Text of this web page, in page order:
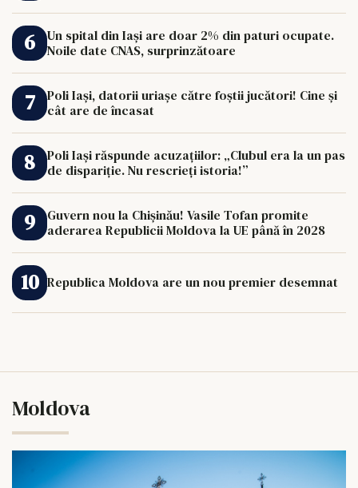
Un spital din Iași are doar 2% din paturi ocupate.
Noile date CNAS, surprinzătoare
Poli Iași, datorii uriașe către foștii jucători! Cine și
cât are de încasat
Poli Iași răspunde acuzațiilor: „Clubul era la un pas
de dispariție. Nu rescrieți istoria!”
Guvern nou la Chișinău! Vasile Tofan promite
aderarea Republicii Moldova la UE până în 2028
Republica Moldova are un nou premier desemnat
Moldova